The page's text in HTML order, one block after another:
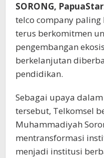
SORONG,
telco company paling
terus berkomitmen
pengembangan
berkelanjutan
pendidikan.
Sebagai upaya
tersebut, Telkomsel
Muhammadiyah
mentransformasi
menjadi institusi